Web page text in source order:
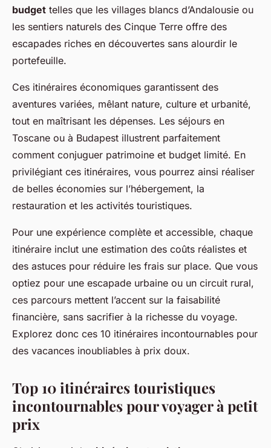
budget telles que les villages blancs d’Andalousie ou
les sentiers naturels des Cinque Terre offre des
escapades riches en découvertes sans alourdir le
portefeuille.
Ces itinéraires économiques garantissent des
aventures variées, mêlant nature, culture et urbanité,
tout en maîtrisant les dépenses. Les séjours en
Toscane ou à Budapest illustrent parfaitement
comment conjuguer patrimoine et budget limité. En
privilégiant ces itinéraires, vous pourrez ainsi réaliser
de belles économies sur l’hébergement, la
restauration et les activités touristiques.
Pour une expérience complète et accessible, chaque
itinéraire inclut une estimation des coûts réalistes et
des astuces pour réduire les frais sur place. Que vous
optiez pour une escapade urbaine ou un circuit rural,
ces parcours mettent l’accent sur la faisabilité
financière, sans sacrifier à la richesse du voyage.
Explorez donc ces 10 itinéraires incontournables pour
des vacances inoubliables à prix doux.
Top 10 itinéraires touristiques
incontournables pour voyager à petit
prix